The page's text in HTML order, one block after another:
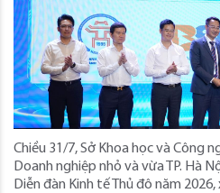
Chiều 31/7, Sở Khoa học và Công
Doanh nghiệp nhỏ và vừa TP. Hà
Diễn đàn Kinh tế Thủ đô năm